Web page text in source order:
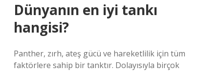
Dünyanın en iyi tankı
hangisi?
Panther, zırh, ateş gücü ve hareketlilik için tüm
faktörlere sahip bir tanktır. Dolayısıyla birçok